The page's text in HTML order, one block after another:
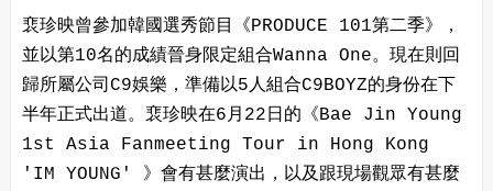
裵珍映曾參加韓國選秀節目《PRODUCE 101第二季》，
並以第10名的成績晉身限定組合Wanna One。現在則回
歸所屬公司C9娛樂，準備以5人組合C9BOYZ的身份在下
半年正式出道。裵珍映在6月22日的《Bae Jin Young
1st Asia Fanmeeting Tour in Hong Kong
'IM YOUNG' 》會有甚麼演出，以及跟現場觀眾有甚麼